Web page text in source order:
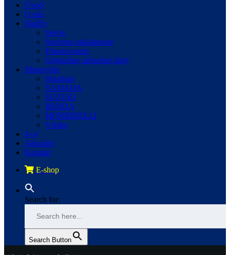
Úvod
O nás
Služby
Servis
Sezónne uskladnenie
Financovanie
Originálne náhradné diely
Motocykle
Skladom
YAMAHA
SUZUKI
BENDA
MORBIDELLI
Všetko
4×4
Aktuality
Kontakt
E-shop
Search for:
Search Button